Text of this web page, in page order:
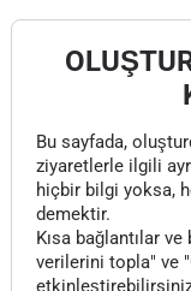
Bu sayfada,
ziyaretlerle ilgili
hiçbir bilgi yoksa,
demektir.
Kısa bağlantılar
verilerini topla" ve